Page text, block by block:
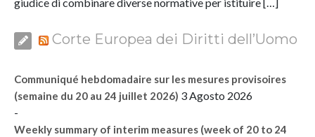
Corte Europea dei Diritti dell’Uomo
Communiqué hebdomadaire sur les mesures provisoires
(semaine du 20 au 24 juillet 2026) 3 Agosto 2026
-
Weekly summary of interim measures (week of 20 to 24